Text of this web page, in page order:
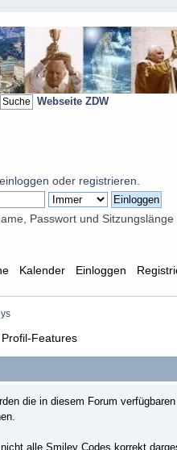
Webseite ZDW
einloggen oder registrieren
Passwort und Sitzungslänge
Kalender Einloggen
Profil-Features
die in diesem Forum
alle Smiley Codes korrekt